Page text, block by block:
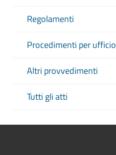
Regolamenti
Procedimenti per ufficio
Altri provvedimenti
Tutti gli atti